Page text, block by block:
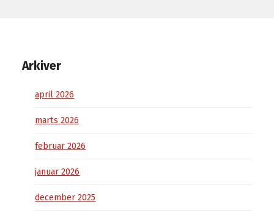
Arkiver
april 2026
marts 2026
februar 2026
januar 2026
december 2025